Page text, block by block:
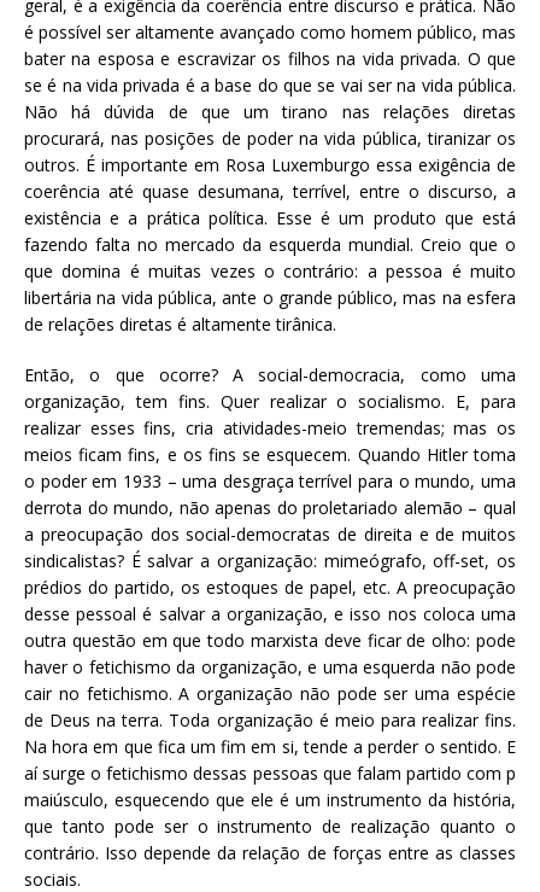
geral, é a exigência da coerência entre discurso e prática. Não
é possível ser altamente avançado como homem público, mas
bater na esposa e escravizar os filhos na vida privada. O que
se é na vida privada é a base do que se vai ser na vida pública.
Não há dúvida de que um tirano nas relações diretas
procurará, nas posições de poder na vida pública, tiranizar os
outros. É importante em Rosa Luxemburgo essa exigência de
coerência até quase desumana, terrível, entre o discurso, a
existência e a prática política. Esse é um produto que está
fazendo falta no mercado da esquerda mundial. Creio que o
que domina é muitas vezes o contrário: a pessoa é muito
libertária na vida pública, ante o grande público, mas na esfera
de relações diretas é altamente tirânica.
Então, o que ocorre? A social-democracia, como uma
organização, tem fins. Quer realizar o socialismo. E, para
realizar esses fins, cria atividades-meio tremendas; mas os
meios ficam fins, e os fins se esquecem. Quando Hitler toma
o poder em 1933 – uma desgraça terrível para o mundo, uma
derrota do mundo, não apenas do proletariado alemão – qual
a preocupação dos social-democratas de direita e de muitos
sindicalistas? É salvar a organização: mimeógrafo, off-set, os
prédios do partido, os estoques de papel, etc. A preocupação
desse pessoal é salvar a organização, e isso nos coloca uma
outra questão em que todo marxista deve ficar de olho: pode
haver o fetichismo da organização, e uma esquerda não pode
cair no fetichismo. A organização não pode ser uma espécie
de Deus na terra. Toda organização é meio para realizar fins.
Na hora em que fica um fim em si, tende a perder o sentido. E
aí surge o fetichismo dessas pessoas que falam partido com p
maiúsculo, esquecendo que ele é um instrumento da história,
que tanto pode ser o instrumento de realização quanto o
contrário. Isso depende da relação de forças entre as classes
sociais.